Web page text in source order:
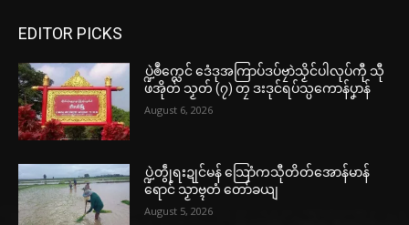
EDITOR PICKS
ပ္ဍဲၜဳက္လေင် ဒေံဒုအကြာပ်ဒပ်ဗၠာဲသၟိင်ပါလုပ်ကီု သီု
ဖအိုတ် သၟတ် (၇) တၠ ဒးဒုင်ရပ်သ္ပကောန်ပၞာန်
August 6, 2026
ပ္ဍဲတွဵုရးဍုင်မန် သြောံကသီုတိတ်အောန်မာန်
ရောင် သၟာဗ္ၚတံ တော်ခယျ
August 5, 2026